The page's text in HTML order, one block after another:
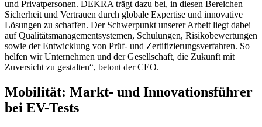
und Privatpersonen. DEKRA trägt dazu bei, in diesen Bereichen
Sicherheit und Vertrauen durch globale Expertise und innovative
Lösungen zu schaffen. Der Schwerpunkt unserer Arbeit liegt dabei
auf Qualitätsmanagementsystemen, Schulungen, Risikobewertungen
sowie der Entwicklung von Prüf- und Zertifizierungsverfahren. So
helfen wir Unternehmen und der Gesellschaft, die Zukunft mit
Zuversicht zu gestalten“, betont der CEO.
Mobilität: Markt- und Innovationsführer
bei EV-Tests